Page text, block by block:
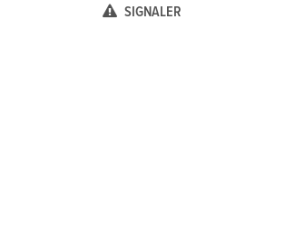
SIGNALER